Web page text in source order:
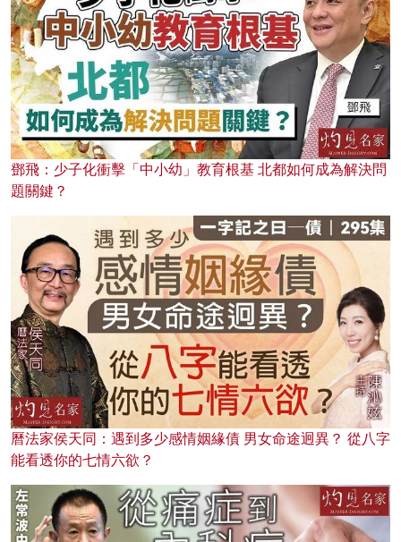
鄧飛：少子化衝擊「中小幼」教育根基 北都如何成為解決問
題關鍵？
曆法家侯天同：遇到多少感情姻緣債 男女命途迥異？ 從八字
能看透你的七情六欲？